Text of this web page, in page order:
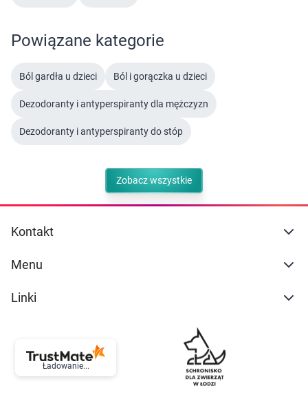
Powiązane kategorie
Ból gardła u dzieci Ból i gorączka u dzieci
Dezodoranty i antyperspiranty dla mężczyzn
Dezodoranty i antyperspiranty do stóp
Zobacz wszystkie
Kontakt
Menu
Linki
Ładowanie...